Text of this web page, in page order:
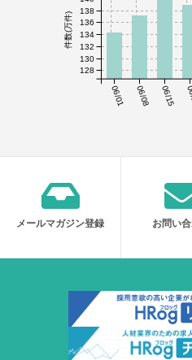
06/01 06/08 06/15
件数(万件)
128
130
132
134
136
138
メールマガジン登録 お問い